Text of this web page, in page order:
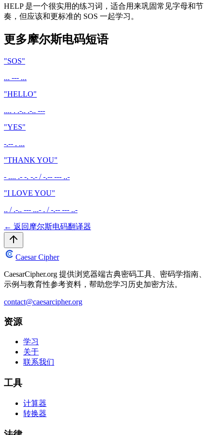
HELP 是一个很实用的练习词，适合用来巩固常见字母和节
奏，但应该和更标准的 SOS 一起学习。
更多摩尔斯电码短语
"SOS"
... --- ...
"HELLO"
.... . .-.. .-.. ---
"YES"
-.-- . ...
"THANK YOU"
- .... .- -. -.- / -.-- --- ..-
"I LOVE YOU"
.. / .-.. --- ...- . / -.-- --- ..-
← 返回摩尔斯电码翻译器
Caesar Cipher
CaesarCipher.org 提供浏览器端古典密码工具、密码学指南、
示例与教育性参考资料，帮助您学习历史加密方法。
contact@caesarcipher.org
资源
学习
关于
联系我们
工具
计算器
转换器